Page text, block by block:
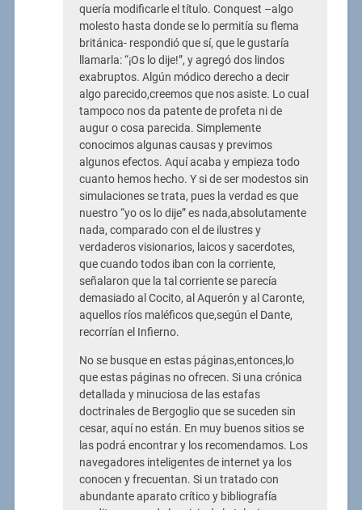
quería modificarle el título. Conquest –algo
molesto hasta donde se lo permitía su flema
británica- respondió que sí, que le gustaría
llamarla: “¡Os lo dije!”, y agregó dos lindos
exabruptos. Algún módico derecho a decir
algo parecido,creemos que nos asiste. Lo cual
tampoco nos da patente de profeta ni de
augur o cosa parecida. Simplemente
conocimos algunas causas y previmos
algunos efectos. Aquí acaba y empieza todo
cuanto hemos hecho. Y si de ser modestos sin
simulaciones se trata, pues la verdad es que
nuestro “yo os lo dije” es nada,absolutamente
nada, comparado con el de ilustres y
verdaderos visionarios, laicos y sacerdotes,
que cuando todos iban con la corriente,
señalaron que la tal corriente se parecía
demasiado al Cocito, al Aquerón y al Caronte,
aquellos ríos maléficos que,según el Dante,
recorrían el Infierno.
No se busque en estas páginas,entonces,lo
que estas páginas no ofrecen. Si una crónica
detallada y minuciosa de las estafas
doctrinales de Bergoglio que se suceden sin
cesar, aquí no están. En muy buenos sitios se
las podrá encontrar y los recomendamos. Los
navegadores inteligentes de internet ya los
conocen y frecuentan. Si un tratado con
abundante aparato crítico y bibliografía